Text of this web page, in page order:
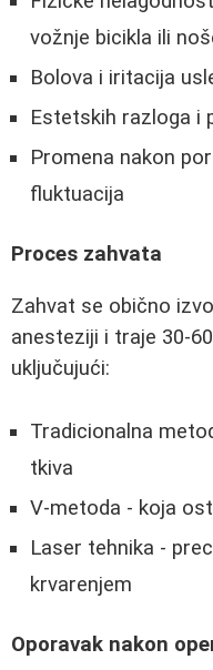
vožnje bicikla ili
Bolova i iritacija
Estetskih razloga i
Promena nakon
fluktuacija
Proces zahvata
Zahvat se obično
anesteziji i traje 30-
uključujući:
Tradicionalna
tkiva
V-metoda - koja
Laser tehnika -
krvarenjem
Oporavak nakon